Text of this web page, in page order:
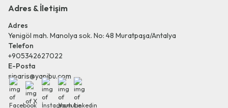
Adres & İletişim
Adres
Yenigöl mah. Manolya sok. No: 48 Muratpaşa/Antalya
Telefon
+905342627022
E-Posta
siparis@yapibu.com
Facebook
X İnstagram
Youtube